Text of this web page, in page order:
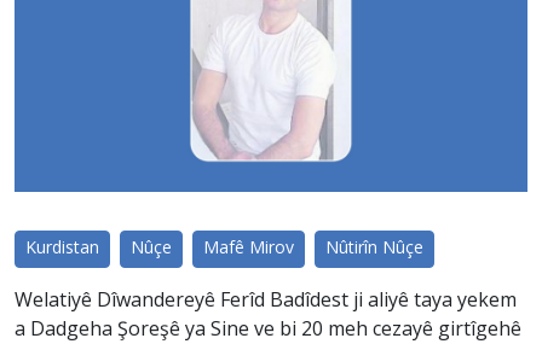
Kurdistan Nûçe Mafê Mirov Nûtirîn Nûçe
Welatiyê Dîwandereyê Ferîd Badîdest ji aliyê taya yekem
a Dadgeha Şoreşê ya Sine ve bi 20 meh cezayê girtîgehê